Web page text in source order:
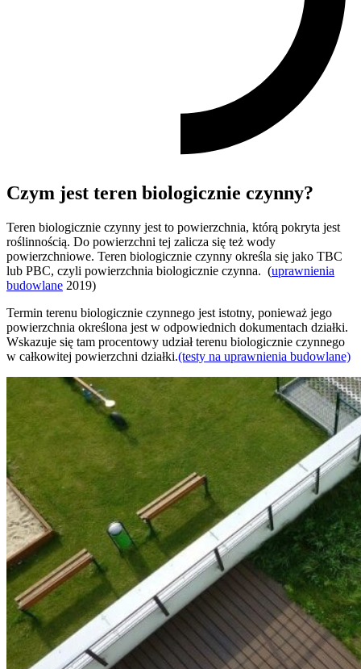
Czym jest teren biologicznie czynny?
Teren biologicznie czynny jest to powierzchnia, którą pokryta jest
roślinnością. Do powierzchni tej zalicza się też wody
powierzchniowe. Teren biologicznie czynny określa się jako TBC
lub PBC, czyli powierzchnia biologicznie czynna. (uprawnienia
budowlane 2019)
Termin terenu biologicznie czynnego jest istotny, ponieważ jego
powierzchnia określona jest w odpowiednich dokumentach działki.
Wskazuje się tam procentowy udział terenu biologicznie czynnego
w całkowitej powierzchni działki.(testy na uprawnienia budowlane)